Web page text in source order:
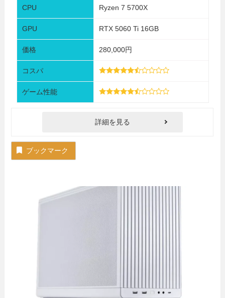
CPU Ryzen 7 5700X
GPU RTX 5060 Ti 16GB
価格 280,000円
コスパ
ゲーム性能
詳細を見る
ブックマーク